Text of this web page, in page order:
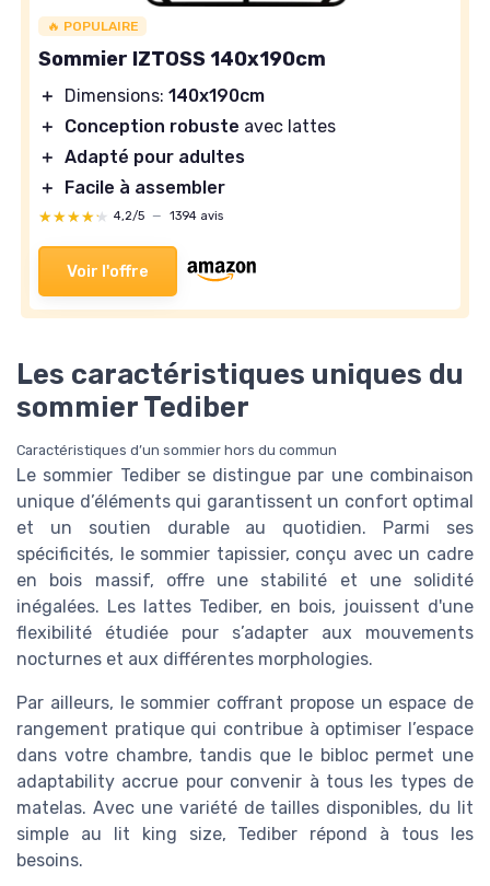
🔥 POPULAIRE
Sommier IZTOSS 140x190cm
＋ Dimensions: 140x190cm
＋
Conception robuste avec lattes
＋ Adapté pour adultes
＋
Facile à assembler
★★★★★
★★★★★ 4,2/5 — 1394 avis
Voir l'offre
Les caractéristiques uniques du
sommier Tediber
Caractéristiques d’un sommier hors du commun
Le sommier Tediber se distingue par une combinaison
unique d’éléments qui garantissent un confort optimal
et un soutien durable au quotidien. Parmi ses
spécificités, le sommier tapissier, conçu avec un cadre
en bois massif, offre une stabilité et une solidité
inégalées. Les lattes Tediber, en bois, jouissent d'une
flexibilité étudiée pour s’adapter aux mouvements
nocturnes et aux différentes morphologies.
Par ailleurs, le sommier coffrant propose un espace de
rangement pratique qui contribue à optimiser l’espace
dans votre chambre, tandis que le bibloc permet une
adaptability accrue pour convenir à tous les types de
matelas. Avec une variété de tailles disponibles, du lit
simple au lit king size, Tediber répond à tous les
besoins.